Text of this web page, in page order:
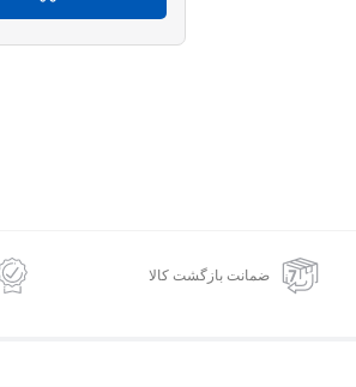
ضمانت بازگشت کالا